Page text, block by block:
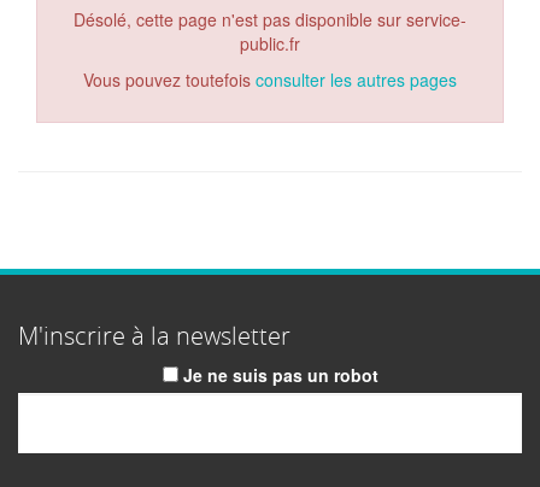
Désolé, cette page n'est pas disponible sur service-
public.fr
Vous pouvez toutefois consulter les autres pages
M'inscrire à la newsletter
Je ne suis pas un robot